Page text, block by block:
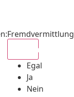
:Fremdvermittlung
Egal
Ja
Nein